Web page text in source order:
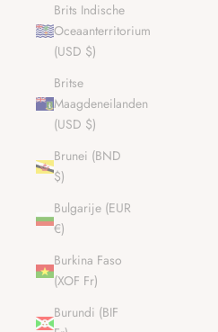
Brits Indische
Oceaanterritorium
(USD $)
Britse
Maagdeneilanden
(USD $)
Brunei (BND
$)
Bulgarije (EUR
€)
Burkina Faso
(XOF Fr)
Burundi (BIF